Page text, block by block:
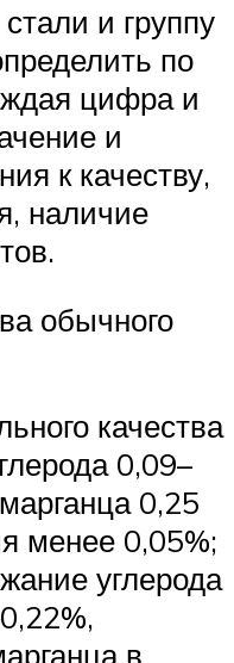
и группу
по
цифра и
и
к качеству,
наличие
обычного
качества
0,09–
0,25
менее 0,05%;
углерода
в